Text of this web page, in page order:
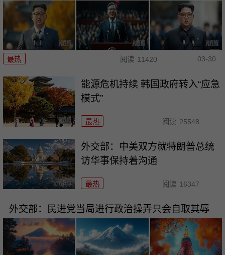
最热 阅读 11420 03-30
能源危机持续 韩国政府转入“应急
模式”
最热 阅读 25548
外交部：中美双方就特朗普总统
访华事保持着沟通
最热 阅读 16347
外交部：民进党当局进行政治操弄只会自取其辱